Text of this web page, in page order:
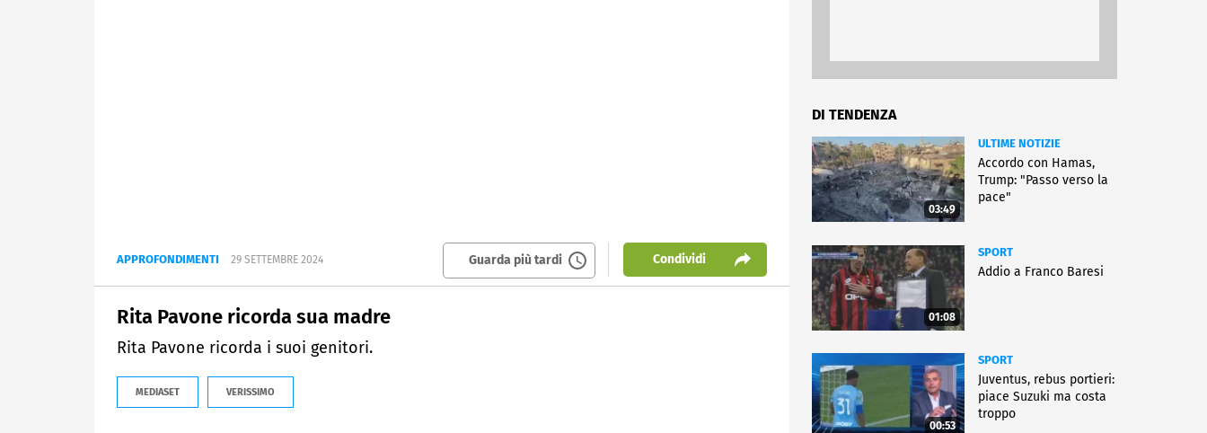
APPROFONDIMENTI 29 SETTEMBRE 2024 Guarda più tardi Condividi
Rita Pavone ricorda sua madre
Rita Pavone ricorda i suoi genitori.
MEDIASET VERISSIMO
DI TENDENZA
03:49
ULTIME NOTIZIE
Accordo con Hamas,
Trump: "Passo verso la
pace"
01:08
SPORT
Addio a Franco Baresi
00:53
SPORT
Juventus, rebus portieri:
piace Suzuki ma costa
troppo